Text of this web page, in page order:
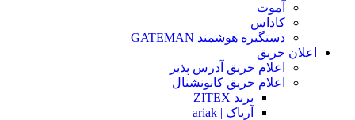
آموت
کاداس
دستگیره هوشمند GATEMAN
اعلان حریق
اعلام حریق آدرس پذیر
اعلام حریق کانونشنال
برند ZITEX
آریاک | ariak